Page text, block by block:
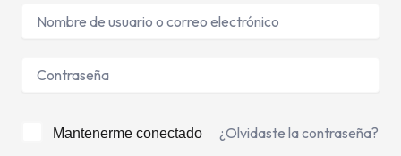
Mantenerme conectado ¿Olvidaste la contraseña?